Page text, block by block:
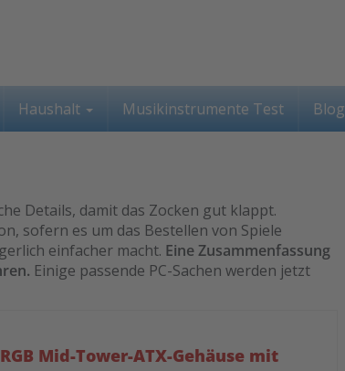
Haushalt Musikinstrumente Test Blog
Details, damit das Zocken gut klappt.
sofern es um das Bestellen von Spiele
einfacher macht. Eine Zusammenfassung
Einige passende PC-Sachen werden jetzt
Mid-Tower-ATX-Gehäuse mit